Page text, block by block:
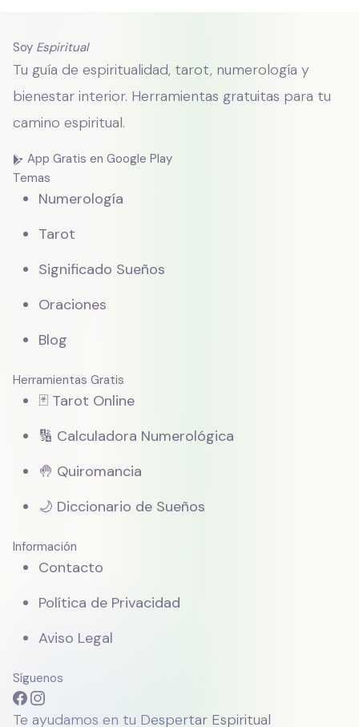
Soy Espiritual
Tu guía de espiritualidad, tarot, numerología y
bienestar interior. Herramientas gratuitas para tu
camino espiritual.
App Gratis en Google Play
Temas
Numerología
Tarot
Significado Sueños
Oraciones
Blog
Herramientas Gratis
🃏 Tarot Online
🔢 Calculadora Numerológica
🤚 Quiromancia
🌙 Diccionario de Sueños
Información
Contacto
Política de Privacidad
Aviso Legal
Síguenos
Te ayudamos en tu Despertar Espiritual